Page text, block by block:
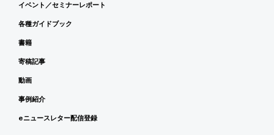
イベント／セミナーレポート
各種ガイドブック
書籍
寄稿記事
動画
事例紹介
eニュースレター配信登録